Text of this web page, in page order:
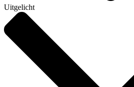
Uitgelicht